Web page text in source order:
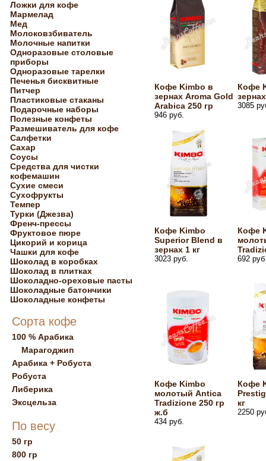
Ложки для кофе
Мармелад
Мед
Молоковзбиватель
Молочные напитки
Одноразовые столовые
приборы
Одноразовые тарелки
Печенья бисквитные
Питчер
Пластиковые стаканы
Подарочные наборы
Полезные конфеты
Размешиватель для кофе
Салфетки
Сахар
Соусы
Средства для чистки
кофемашин
Сухие смеси
Сухофрукты
Темпер
Турки (Джезва)
Френч-прессы
Фруктовое пюре
Цикорий и корица
Чашки для кофе
Шоколад в коробках
Шоколад в плитках
Шоколадно-ореховые пасты
Шоколадные батончики
Шоколадные конфеты
Сорта кофе
100 % Арабика
Марагоджип
Арабика + Робуста
Робуста
Либерика
Эксцельза
По весу
50 гр
800 гр
Кофе Kimbo в
зернах Aroma Gold
Arabica 250 гр
946 руб.
Кофе
3085
Кофе Kimbo
Superior Blend в
зернах 1 кг
3023 руб.
Кофе
692
Кофе Kimbo
молотый Antica
Tradizione 250 гр
ж.б
434 руб.
Кофе
кг
2250